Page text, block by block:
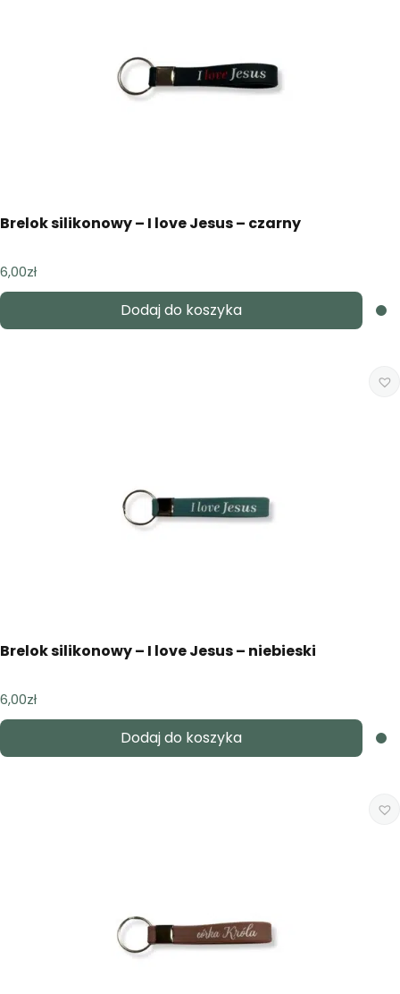
Brelok silikonowy – I love Jesus – czarny
6,00zł
Dodaj do koszyka
Brelok silikonowy – I love Jesus – niebieski
6,00zł
Dodaj do koszyka